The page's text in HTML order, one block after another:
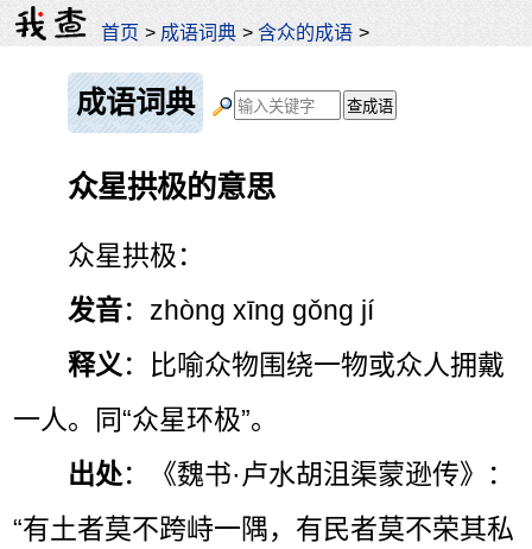
首页 > 成语词典 >含众的成语 >
成语词典
众星拱极的意思
众星拱极：
发音：zhòng xīng gǒng jí
释义 ：比喻众物围绕一物或众人拥戴
一人。同“众星环极”。
出处：《魏书·卢水胡沮渠蒙逊传》：
“有土者莫不跨峙一隅，有民者莫不荣其私